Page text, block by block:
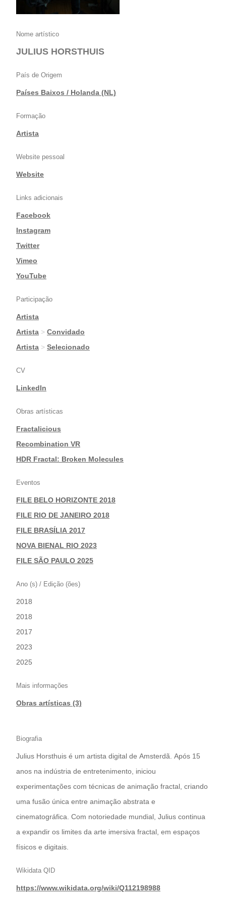
Nome artístico
JULIUS HORSTHUIS
País de Origem
Países Baixos / Holanda (NL)
Formação
Artista
Website pessoal
Website
Links adicionais
Facebook
|Instagram
|Twitter
|Vimeo
|YouTube
Participação
Artista
|Artista > Convidado
|Artista > Selecionado
CV
LinkedIn
Obras artísticas
Fractalicious
|Recombination VR
|HDR Fractal: Broken Molecules
Eventos
FILE BELO HORIZONTE 2018
|FILE RIO DE JANEIRO 2018
|FILE BRASÍLIA 2017
|NOVA BIENAL RIO 2023
|FILE SÃO PAULO 2025
Ano (s) / Edição (ões)
2018
|2018
|2017
|2023
|2025
Mais informações
Obras artísticas (3)
Biografia
Julius Horsthuis é um artista digital de Amsterdã. Após 15
anos na indústria de entretenimento, iniciou
experimentações com técnicas de animação fractal, criando
uma fusão única entre animação abstrata e
cinematográfica. Com notoriedade mundial, Julius continua
a expandir os limites da arte imersiva fractal, em espaços
físicos e digitais.
Wikidata QID
https://www.wikidata.org/wiki/Q112198988